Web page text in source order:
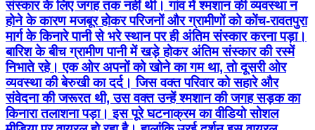
संस्कार के लिए जगह तक नहीं थी। गांव में श्मशान की व्यवस्था न
होने के कारण मजबूर होकर परिजनों और ग्रामीणों को कोंच-रावतपुरा
मार्ग के किनारे पानी से भरे स्थान पर ही अंतिम संस्कार करना पड़ा।
बारिश के बीच ग्रामीण पानी में खड़े होकर अंतिम संस्कार की रस्में
निभाते रहे। एक ओर अपनों को खोने का गम था, तो दूसरी ओर
व्यवस्था की बेरुखी का दर्द। जिस वक्त परिवार को सहारे और
संवेदना की जरूरत थी, उस वक्त उन्हें श्मशान की जगह सड़क का
किनारा तलाशना पड़ा। इस पूरे घटनाक्रम का वीडियो सोशल